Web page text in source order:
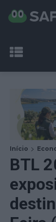
Início
BTL